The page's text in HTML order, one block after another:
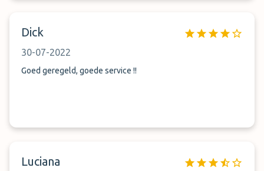
de parking te komen.
Dick
30-07-2022
Goed geregeld, goede service !!
Luciana